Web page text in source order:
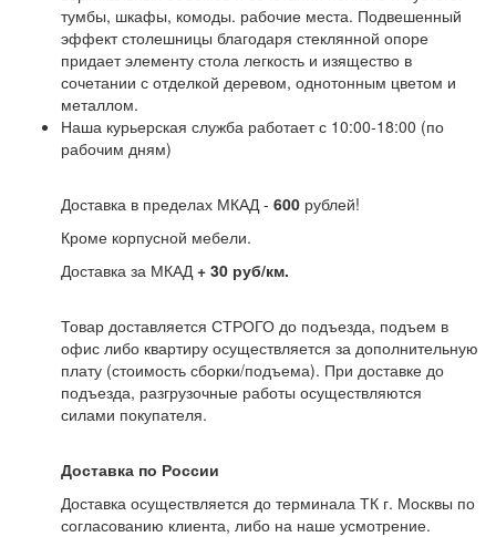
тумбы, шкафы, комоды. рабочие места. Подвешенный
эффект столешницы благодаря стеклянной опоре
придает элементу стола легкость и изящество в
сочетании с отделкой деревом, однотонным цветом и
металлом.
Наша курьерская служба работает с 10:00-18:00 (по
рабочим дням)
Доставка в пределах МКАД - 600 рублей!
Кроме корпусной мебели.
Доставка за МКАД + 30 руб/км.
Товар доставляется СТРОГО до подъезда, подъем в
офис либо квартиру осуществляется за дополнительную
плату (стоимость сборки/подъема). При доставке до
подъезда, разгрузочные работы осуществляются
силами покупателя.
Доставка по России
Доставка осуществляется до терминала ТК г. Москвы по
согласованию клиента, либо на наше усмотрение.